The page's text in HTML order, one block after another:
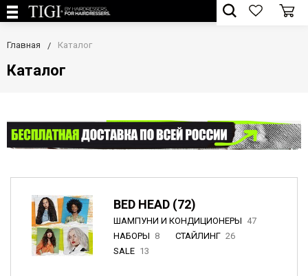
Главная Каталог
Каталог
BED HEAD (72)
ШАМПУНИ И КОНДИЦИОНЕРЫ 47
НАБОРЫ 8 СТАЙЛИНГ 26
SALE 13